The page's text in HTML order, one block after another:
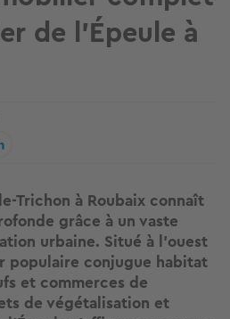
de l'Épeule à
Trichon à Roubaix connaît
grâce à un vaste
urbaine. Situé à l’ouest
populaire conjugue habitat
et commerces de
de végétalisation et